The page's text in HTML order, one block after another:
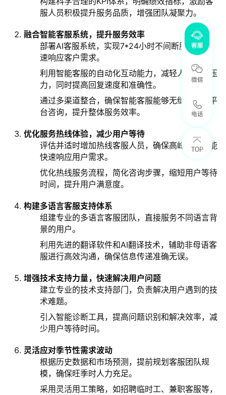
服人员积极提升服务品质，增强团队凝聚力。
融合智能客服系统，提升服务效率
部署AI客服系统，实现7*24小时不间断服务，快
速响应客户需求。
利用智能客服的自动化互动能力，减轻人工客服压
力，同时提高回复速度和准确性。
通过多渠道整合，确保智能客服能够无缝对接各平
台咨询，提升整体服务效率。
优化服务热线体验，减少用户等待
评估并适时增加热线客服人员，确保高峰时段也能
快速响应用户需求。
优化热线服务流程，简化咨询步骤，缩短用户等待
时间，提升用户满意度。
构建多语言客服支持体系
组建专业的多语言客服团队，直接服务不同语言背
景的用户。
利用先进的翻译软件和AI翻译技术，辅助非母语客
服进行高效沟通，确保信息传递准确无误。
增强技术支持力量，快速解决用户问题
建立专业的技术支持部门，负责解决用户遇到的技
术难题。
引入智能诊断工具，提高问题识别和解决效率，减
少用户等待时间。
灵活应对季节性需求波动
根据历史数据和市场预测，提前规划客服团队规
模，确保旺季时人力充足。
采用灵活用工策略，如招聘临时工、兼职客服等，